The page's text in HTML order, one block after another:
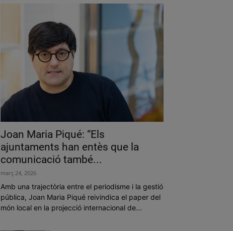
Joan Maria Piqué: “Els
ajuntaments han entès que la
comunicació també...
març 24, 2026
Amb una trajectòria entre el periodisme i la gestió
pública, Joan Maria Piqué reivindica el paper del
món local en la projecció internacional de...